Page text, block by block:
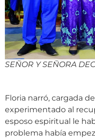
SEÑOR Y SEÑORA
Floria narró, cargada
experimentado al
esposo espiritual le
problema había